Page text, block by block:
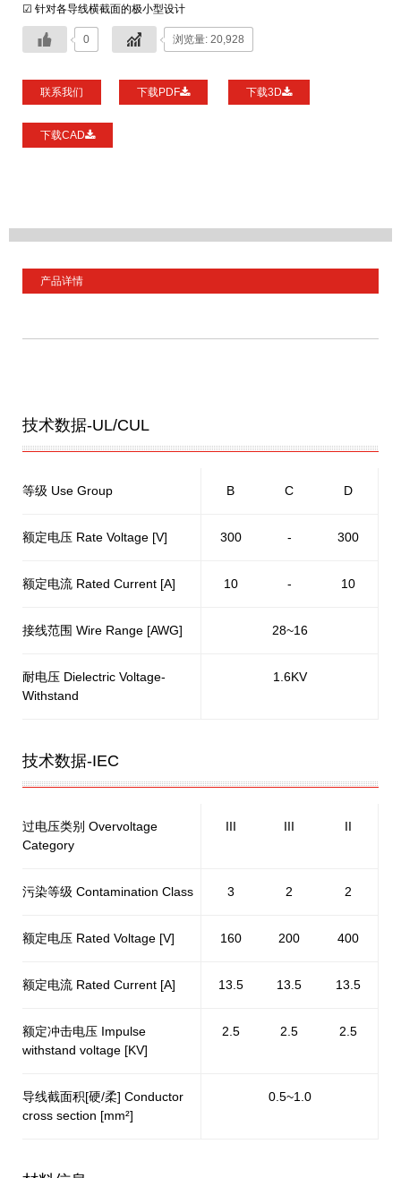
☑ 针对各导线横截面的极小型设计
0 浏览量: 20,928
联系我们 下载PDF 下载3D
下载CAD
产品详情
技术数据-UL/CUL
等级 Use Group B C D
额定电压 Rate Voltage [V] 300 - 300
额定电流 Rated Current [A] 10 - 10
接线范围 Wire Range [AWG] 28~16
耐电压 Dielectric Voltage-
Withstand
1.6KV
技术数据-IEC
过电压类别 Overvoltage
Category
III III II
污染等级 Contamination Class 3 2 2
额定电压 Rated Voltage [V] 160 200 400
额定电流 Rated Current [A] 13.5 13.5 13.5
额定冲击电压 Impulse
withstand voltage [KV]
2.5 2.5 2.5
导线截面积[硬/柔] Conductor
cross section [mm²]
0.5~1.0